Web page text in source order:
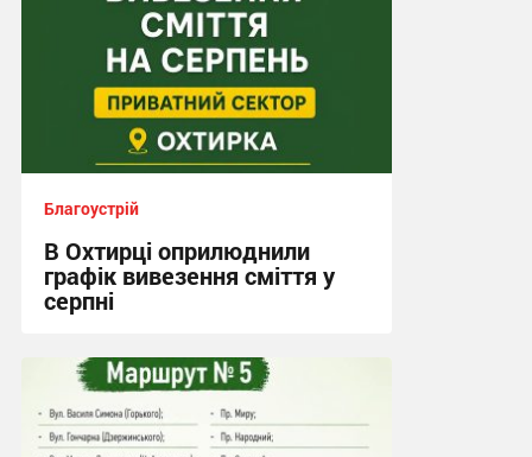
Благоустрій
В Охтирці оприлюднили
графік вивезення сміття у
серпні
21:08, 2.08.2026